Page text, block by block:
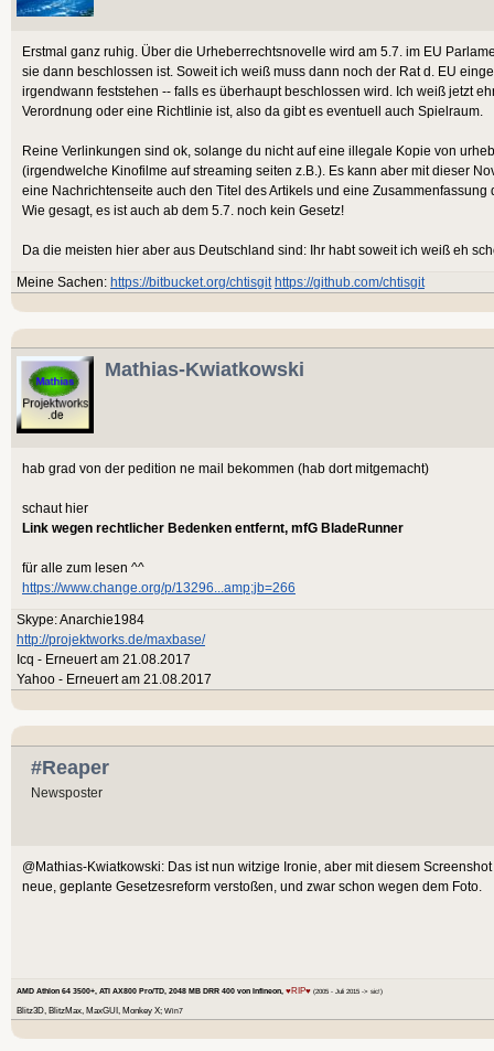
Erstmal ganz ruhig. Über die Urheberrechtsnovelle wird am 5.7. im EU
sie dann beschlossen ist. Soweit ich weiß muss dann noch der Rat d. EU
irgendwann feststehen -- falls es überhaupt beschlossen wird. Ich weiß jetzt
Verordnung oder eine Richtlinie ist, also da gibt es eventuell auch Spielraum.
Reine Verlinkungen sind ok, solange du nicht auf eine illegale Kopie von
(irgendwelche Kinofilme auf streaming seiten z.B.). Es kann aber mit dieser
eine Nachrichtenseite auch den Titel des Artikels und eine Zusammenfassung
Wie gesagt, es ist auch ab dem 5.7. noch kein Gesetz!
Da die meisten hier aber aus Deutschland sind: Ihr habt soweit ich weiß eh
Meine Sachen: https://bitbucket.org/chtisgit https://github.com/chtisgit
Mathias-Kwiatkowski
hab grad von der pedition ne mail bekommen (hab dort mitgemacht)
schaut hier
Link wegen rechtlicher Bedenken entfernt, mfG BladeRunner
für alle zum lesen ^^
https://www.change.org/p/13296...amp;jb=266
Skype: Anarchie1984
http://projektworks.de/maxbase/
Icq - Erneuert am 21.08.2017
Yahoo - Erneuert am 21.08.2017
#Reaper
Newsposter
@Mathias-Kwiatkowski: Das ist nun witzige Ironie, aber mit diesem
neue, geplante Gesetzesreform verstoßen, und zwar schon wegen dem Foto.
AMD Athlon 64 3500+, ATI AX800 Pro/TD, 2048 MB DRR 400 von Infineon, ♥RIP♥ (2005 - Juli 2015 -> sic!)
Blitz3D, BlitzMax, MaxGUI, Monkey X; Win7